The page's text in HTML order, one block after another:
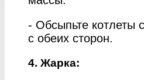
- Обсыпьте котлеты
с обеих сторон.
4. Жарка: